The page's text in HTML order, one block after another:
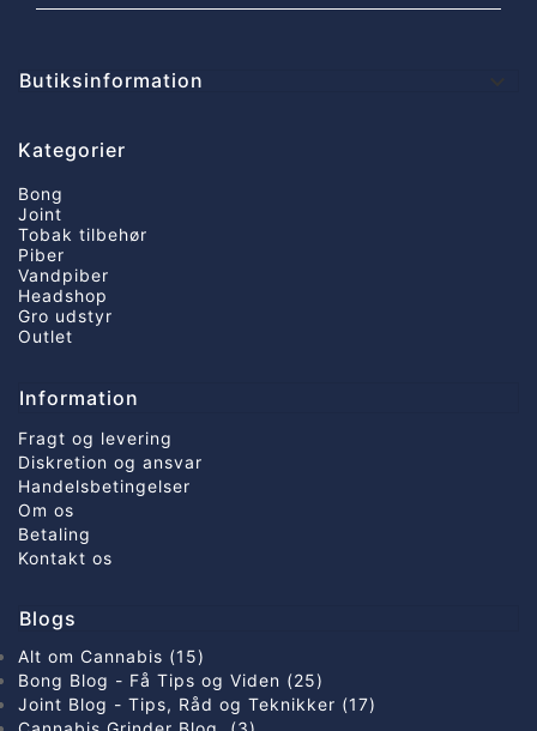
Butiksinformation
Kategorier
Bong
Joint
Tobak tilbehør
Piber
Vandpiber
Headshop
Gro udstyr
Outlet
Information
Fragt og levering
Diskretion og ansvar
Handelsbetingelser
Om os
Betaling
Kontakt os
Blogs
Alt om Cannabis (15)
Bong Blog - Få Tips og Viden (25)
Joint Blog - Tips, Råd og Teknikker (17)